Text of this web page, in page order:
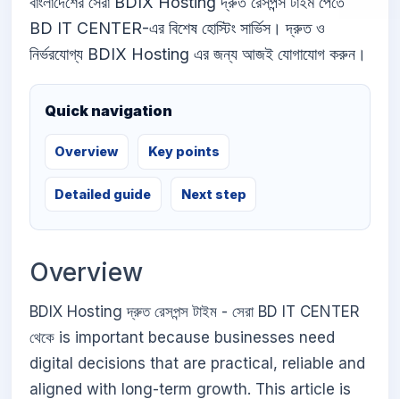
BD IT CENTER-এর বিশেষ হোস্টিং সার্ভিস। দ্রুত ও
নির্ভরযোগ্য BDIX Hosting এর জন্য আজই যোগাযোগ করুন।
Quick navigation
Overview Key points
Detailed guide Next step
Overview
BDIX Hosting দ্রুত রেসপন্স টাইম - সেরা BD IT CENTER
থেকে is important because businesses need
digital decisions that are practical, reliable and
aligned with long-term growth. This article is